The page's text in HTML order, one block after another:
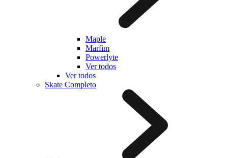
Maple
Marfim
Powerlyte
Ver todos
Ver todos
Skate Completo